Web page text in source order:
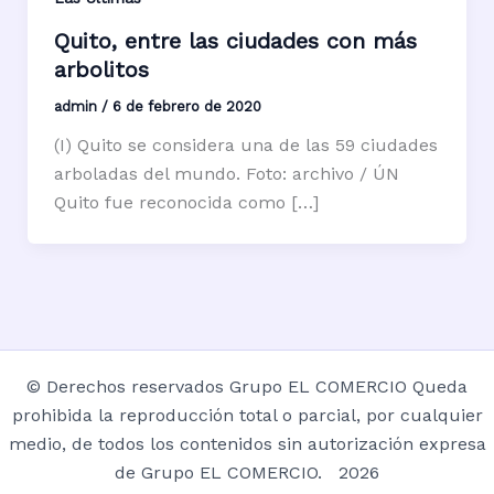
Quito, entre las ciudades con más
arbolitos
admin / 6 de febrero de 2020
(I) Quito se considera una de las 59 ciudades
arboladas del mundo. Foto: archivo / ÚN
Quito fue reconocida como […]
© Derechos reservados Grupo EL COMERCIO Queda
prohibida la reproducción total o parcial, por cualquier
medio, de todos los contenidos sin autorización expresa
de Grupo EL COMERCIO. 2026